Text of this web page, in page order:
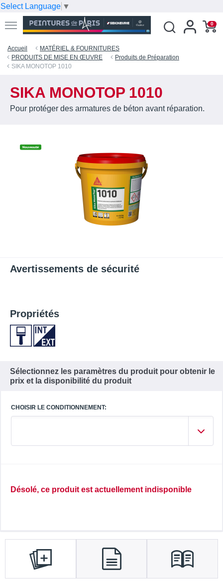
Select Language ▼
0
Accueil
MATÉRIEL & FOURNITURES
PRODUITS DE MISE EN ŒUVRE
Produits de Préparation
SIKA MONOTOP 1010
SIKA MONOTOP 1010
Pour protéger des armatures de béton avant réparation.
Avertissements de sécurité
Propriétés
Sélectionnez les paramètres du produit pour obtenir le
prix et la disponibilité du produit
CHOISIR LE CONDITIONNEMENT:
Désolé, ce produit est actuellement indisponible